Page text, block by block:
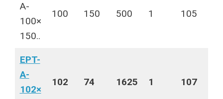
A-
100×
150..
100 150 500 1 105
EPT-
A-
102×
102 74 1625 1 107